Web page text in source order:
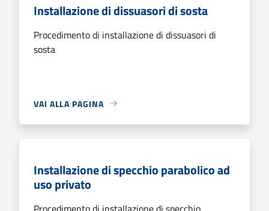
Installazione di dissuasori di sosta
Procedimento di installazione di dissuasori di
sosta
VAI ALLA PAGINA
Installazione di specchio parabolico ad
uso privato